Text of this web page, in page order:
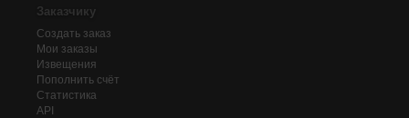
Заказчику
Создать заказ
Мои заказы
Извещения
Пополнить счёт
Статистика
API